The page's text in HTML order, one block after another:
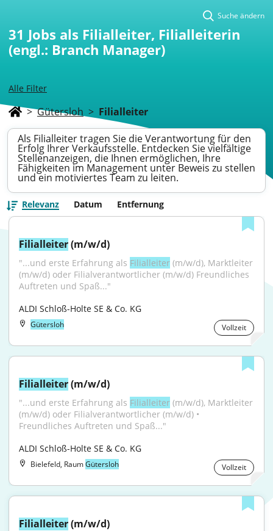
Alle Filter
Suche ändern
31 Jobs als Filialleiter, Filialleiterin
(engl.: Branch Manager)
> Gütersloh > Filialleiter
Als Filialleiter tragen Sie die Verantwortung für den
Erfolg Ihrer Verkaufsstelle. Entdecken Sie vielfältige
Stellenanzeigen, die Ihnen ermöglichen, Ihre
Fähigkeiten im Management unter Beweis zu stellen
und ein motiviertes Team zu leiten.
Relevanz Datum Entfernung
Filialleiter (m/w/d)
"...und erste Erfahrung als Filialleiter (m/w/d), Marktleiter
(m/w/d) oder Filialverantwortlicher (m/w/d) Freundliches
Auftreten und Spaß..."
ALDI Schloß-Holte SE & Co. KG
Gütersloh Vollzeit
Filialleiter (m/w/d)
"...und erste Erfahrung als Filialleiter (m/w/d), Marktleiter
(m/w/d) oder Filialverantwortlicher (m/w/d) •
Freundliches Auftreten und Spaß..."
ALDI Schloß-Holte SE & Co. KG
Bielefeld, RaumGütersloh Vollzeit
Filialleiter (m/w/d)